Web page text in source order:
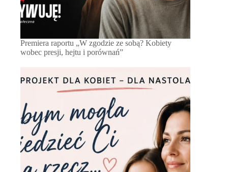
Premiera raportu „W zgodzie ze sobą? Kobiety
wobec presji, hejtu i porównań”